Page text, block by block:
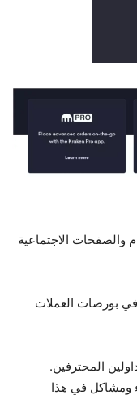
والصفحات الاجتماعية
في بورصات العملات
المحترفين.
ومشاكل في هذا